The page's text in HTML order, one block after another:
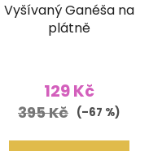
Vyšívaný Ganéša na
plátně
129 Kč
395 Kč (–67 %)